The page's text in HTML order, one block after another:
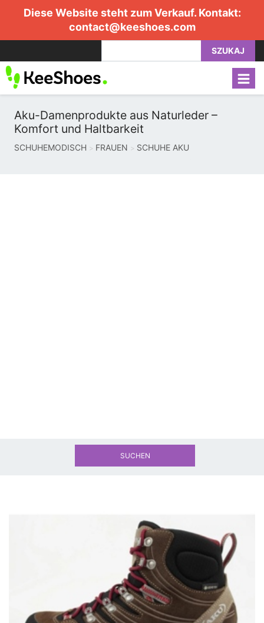
Diese Website steht zum Verkauf. Kontakt:
contact@keeshoes.com
SZUKAJ
Aku-Damenprodukte aus Naturleder –
Komfort und Haltbarkeit
SCHUHEMODISCH FRAUEN SCHUHE AKU
SUCHEN